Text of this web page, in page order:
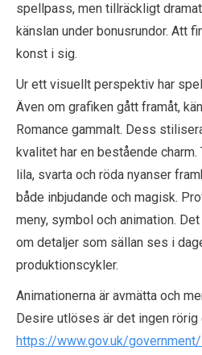
spellpass, men tillräckligt
känslan under bonusrundor. Att
konst i sig.
Ur ett visuellt perspektiv har
Även om grafiken gått framåt,
Romance gammalt. Dess
kvalitet har en bestående charm.
lila, svarta och röda nyanser
både inbjudande och magisk.
meny, symbol och animation.
om detaljer som sällan ses i
produktionscykler.
Animationerna är avmätta och
Desire utlöses är det ingen rörig
https://www.gov.uk/